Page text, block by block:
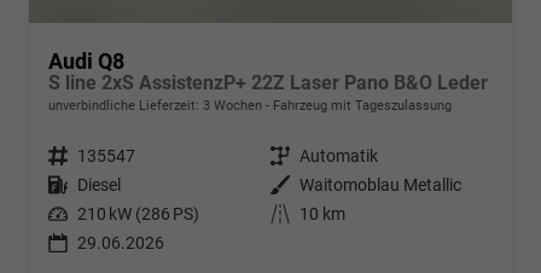
Audi Q8
S line 2xS AssistenzP+ 22Z Laser Pano B&O Leder
unverbindliche Lieferzeit: 3 Wochen Fahrzeug mit Tageszulassung
Fahrzeugnr. 135547 Getriebe Automatik
Kraftstoff Diesel Außenfarbe Waitomoblau Metallic
Leistung 210 kW (286 PS) Kilometerstand
10 km
29.06.2026